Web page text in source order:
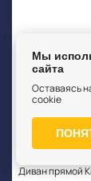
Hit Mebel
Диван прямой
Мы
сайта
Оставаясь
cookie